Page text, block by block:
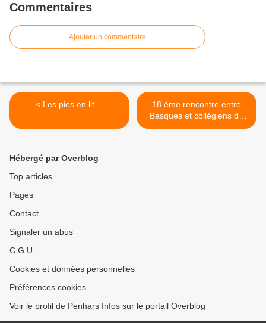
Commentaires
Ajouter un commentaire
< Les pies en lit ...
18 ème rencontre entre
Basques et collégiens de
Diwan à Quimper >
Hébergé par Overblog
Top articles
Pages
Contact
Signaler un abus
C.G.U.
Cookies et données personnelles
Préférences cookies
Voir le profil de Penhars Infos sur le portail Overblog